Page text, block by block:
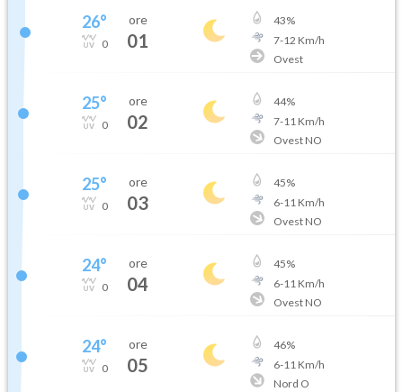
26°
0
ore
01
43%
7-12 Km/h
Ovest
25°
0
ore
02
44%
7-11 Km/h
Ovest NO
25°
0
ore
03
45%
6-11 Km/h
Ovest NO
24°
0
ore
04
45%
6-11 Km/h
Ovest NO
24°
0
ore
05
46%
6-11 Km/h
Nord O